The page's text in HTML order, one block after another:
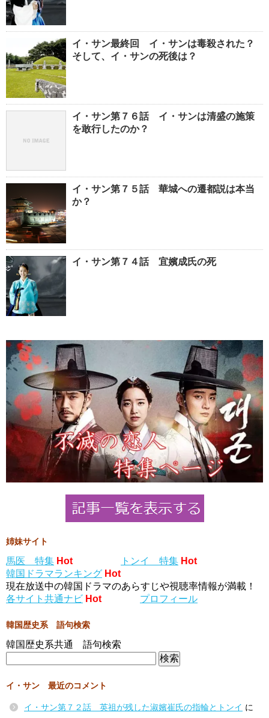
イ・サン最終回 イ・サンは毒殺された？
そして、イ・サンの死後は？
イ・サン第７６話 イ・サンは清盛の施策
を敢行したのか？
イ・サン第７５話 華城への遷都説は本当
か？
イ・サン第７４話 宜嬪成氏の死
姉妹サイト
馬医 特集 Hot トンイ 特集 Hot
韓国ドラマランキング Hot
現在放送中の韓国ドラマのあらすじや視聴率情報が満載！
各サイト共通ナビ Hot プロフィール
韓国歴史系 語句検索
韓国歴史系共通 語句検索
イ・サン 最近のコメント
イ・サン第７２話 英祖が残した淑嬪崔氏の指輪とトンイ に